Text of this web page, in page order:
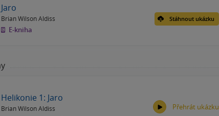
Jaro
Brian Wilson Aldiss
E-kniha
Stáhnout ukázku
Helikonie 1: Jaro
Brian Wilson Aldiss Přehrát ukázku